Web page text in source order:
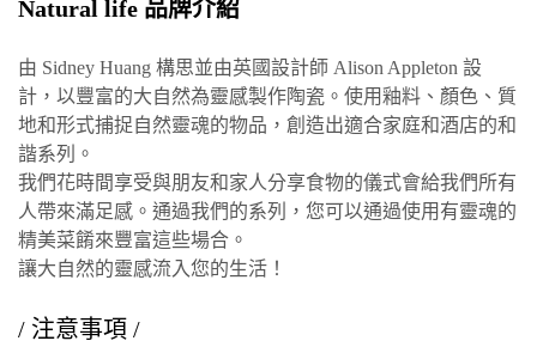
Natural life 品牌介紹
由 Sidney Huang 構思並由英國設計師 Alison Appleton 設
計，以豐富的大自然為靈感製作陶瓷。使用釉料、顏色、質
地和形式捕捉自然靈魂的物品，創造出適合家庭和酒店的和
諧系列。
我們花時間享受與朋友和家人分享食物的儀式會給我們所有
人帶來滿足感。通過我們的系列，您可以通過使用有靈魂的
精美菜餚來豐富這些場合。
讓大自然的靈感流入您的生活！
/ 注意事項 /